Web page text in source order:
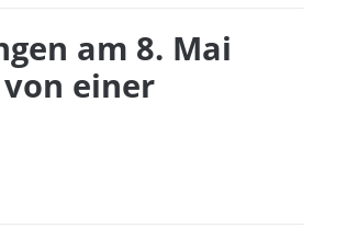
am 8. Mai
einer